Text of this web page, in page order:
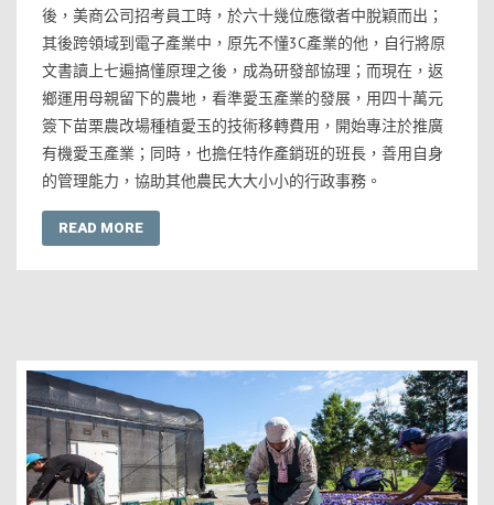
後，美商公司招考員工時，於六十幾位應徵者中脫穎而出；
其後跨領域到電子產業中，原先不懂3C產業的他，自行將原
文書讀上七遍搞懂原理之後，成為研發部協理；而現在，返
鄉運用母親留下的農地，看準愛玉產業的發展，用四十萬元
簽下苗栗農改場種植愛玉的技術移轉費用，開始專注於推廣
有機愛玉產業；同時，也擔任特作產銷班的班長，善用自身
的管理能力，協助其他農民大大小小的行政事務。
READ MORE